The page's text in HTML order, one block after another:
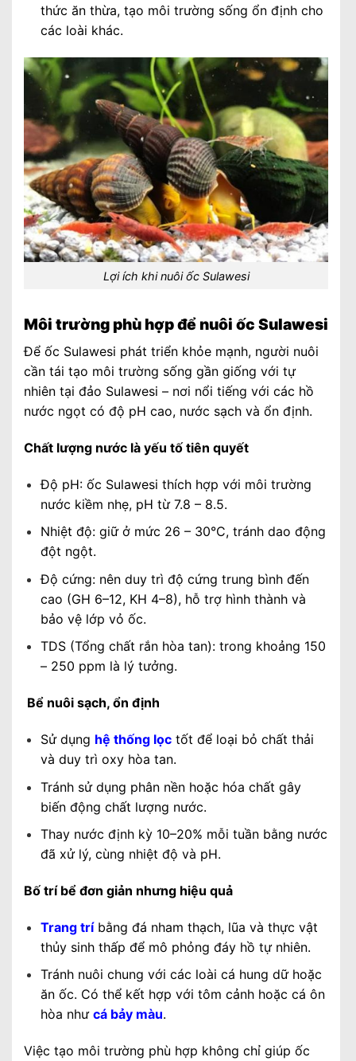
thức ăn thừa, tạo môi trường sống ổn định cho
các loài khác.
Lợi ích khi nuôi ốc Sulawesi
Môi trường phù hợp để nuôi ốc Sulawesi
Để ốc Sulawesi phát triển khỏe mạnh, người nuôi
cần tái tạo môi trường sống gần giống với tự
nhiên tại đảo Sulawesi – nơi nổi tiếng với các hồ
nước ngọt có độ pH cao, nước sạch và ổn định.
Chất lượng nước là yếu tố tiên quyết
Độ pH: ốc Sulawesi thích hợp với môi trường
nước kiềm nhẹ, pH từ 7.8 – 8.5.
Nhiệt độ: giữ ở mức 26 – 30°C, tránh dao động
đột ngột.
Độ cứng: nên duy trì độ cứng trung bình đến
cao (GH 6–12, KH 4–8), hỗ trợ hình thành và
bảo vệ lớp vỏ ốc.
TDS (Tổng chất rắn hòa tan): trong khoảng 150
– 250 ppm là lý tưởng.
Bể nuôi sạch, ổn định
Sử dụng hệ thống lọctốt để loại bỏ chất thải
và duy trì oxy hòa tan.
Tránh sử dụng phân nền hoặc hóa chất gây
biến động chất lượng nước.
Thay nước định kỳ 10–20% mỗi tuần bằng nước
đã xử lý, cùng nhiệt độ và pH.
Bố trí bể đơn giản nhưng hiệu quả
Trang tríbằng đá nham thạch, lũa và thực vật
thủy sinh thấp để mô phỏng đáy hồ tự nhiên.
Tránh nuôi chung với các loài cá hung dữ hoặc
ăn ốc. Có thể kết hợp với tôm cảnh hoặc cá ôn
hòa như cá bảy màu.
Việc tạo môi trường phù hợp không chỉ giúp ốc